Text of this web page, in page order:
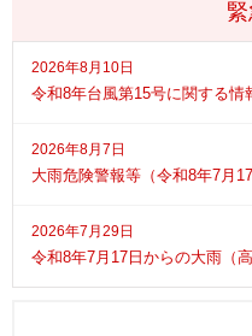
2026年8月10日
令和8年台風第15号に関する情
2026年8月7日
大雨危険警報等（令和8年7月
2026年7月29日
令和8年7月17日からの大雨（